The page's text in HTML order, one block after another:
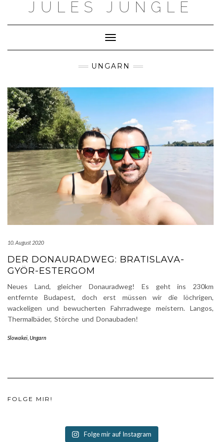
JULES JUNGLE
Toggle Navigation
UNGARN
10. August 2020
DER DONAURADWEG: BRATISLAVA-
GYÖR-ESTERGOM
Neues Land, gleicher Donauradweg! Es geht ins 230km
entfernte Budapest, doch erst müssen wir die löchrigen,
wackeligen und bewucherten Fahrradwege meistern. Langos,
Thermalbäder, Störche und Donaubaden!
Slowakei Ungarn
FOLGE MIR!
Folge mir auf Instagram